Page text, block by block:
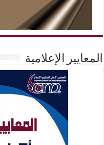
المعايير الإعلامية